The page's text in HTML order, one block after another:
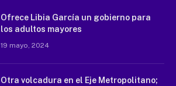
Ofrece Libia García un gobierno para
los adultos mayores
19 mayo, 2024
Otra volcadura en el Eje Metropolitano;